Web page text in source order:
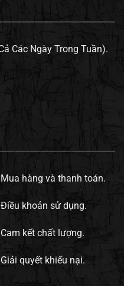
Các Ngày Trong Tuần).
Mua hàng và thanh toán.
Điều khoản sử dụng.
Cam kết chất lượng.
Giải quyết khiếu nại.